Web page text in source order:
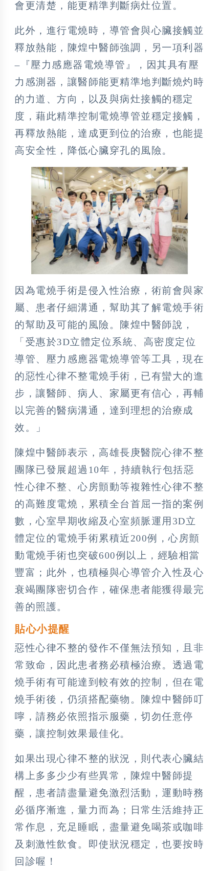
會更清楚，能更精準判斷病灶位置。
此外，進行電燒時，導管會與心臟接觸並
釋放熱能，陳煌中醫師強調，另一項利器
–『壓力感應器電燒導管』，因其具有壓
力感測器，讓醫師能更精準地判斷燒灼時
的力道、方向，以及與病灶接觸的穩定
度，藉此精準控制電燒導管並穩定接觸，
再釋放熱能，達成更到位的治療，也能提
高安全性，降低心臟穿孔的風險。
因為電燒手術是侵入性治療，術前會與家
屬、患者仔細溝通，幫助其了解電燒手術
的幫助及可能的風險。陳煌中醫師說，
「受惠於3D立體定位系統、高密度定位
導管、壓力感應器電燒導管等工具，現在
的惡性心律不整電燒手術，已有蠻大的進
步，讓醫師、病人、家屬更有信心，再輔
以完善的醫病溝通，達到理想的治療成
效。」
陳煌中醫師表示，高雄長庚醫院心律不整
團隊已發展超過10年，持續執行包括惡
性心律不整、心房顫動等複雜性心律不整
的高難度電燒，累積全台首屈一指的案例
數，心室早期收縮及心室頻脈運用3D立
體定位的電燒手術累積近200例，心房顫
動電燒手術也突破600例以上，經驗相當
豐富；此外，也積極與心導管介入性及心
衰竭團隊密切合作，確保患者能獲得最完
善的照護。
貼心小提醒
惡性心律不整的發作不僅無法預知，且非
常致命，因此患者務必積極治療。透過電
燒手術有可能達到較有效的控制，但在電
燒手術後，仍須搭配藥物。陳煌中醫師叮
嚀，請務必依照指示服藥，切勿任意停
藥，讓控制效果最佳化。
如果出現心律不整的狀況，則代表心臟結
構上多多少少有些異常，陳煌中醫師提
醒，患者請盡量避免激烈活動，運動時務
必循序漸進，量力而為；日常生活維持正
常作息，充足睡眠，盡量避免喝茶或咖啡
及刺激性飲食。即使狀況穩定，也要按時
回診喔！